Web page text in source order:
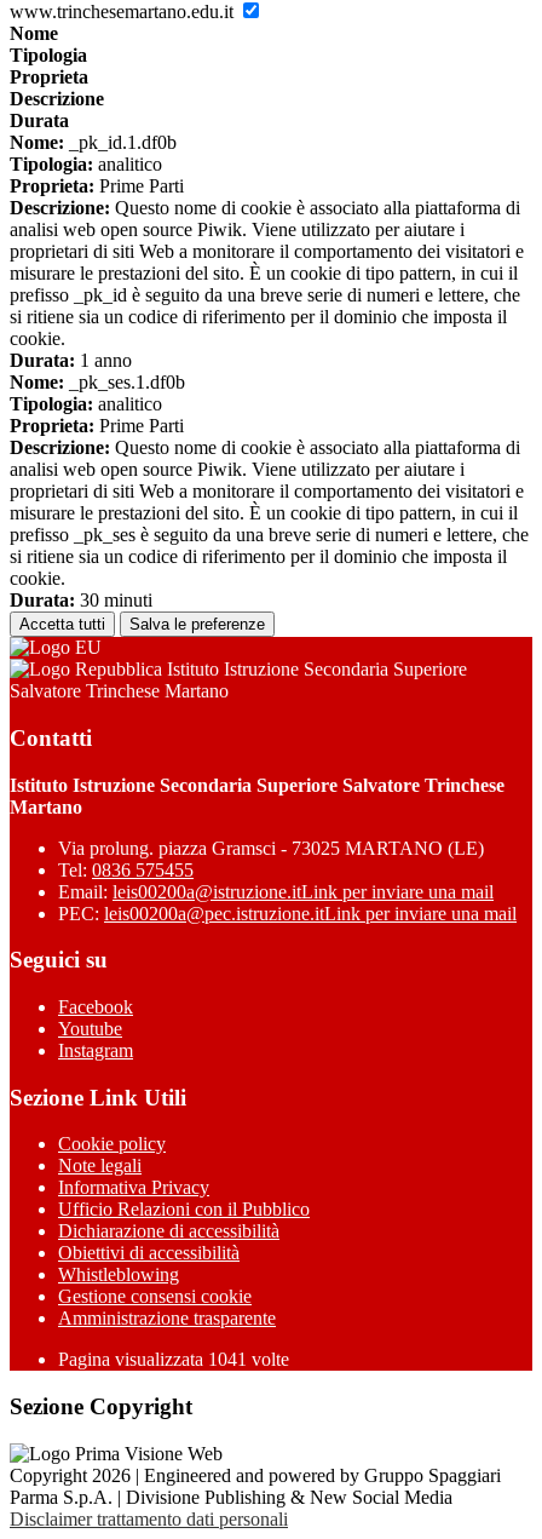
www.trinchesemartano.edu.it
Nome
Tipologia
Proprieta
Descrizione
Durata
Nome: _pk_id.1.df0b
Tipologia: analitico
Proprieta: Prime Parti
Descrizione: Questo nome di cookie è associato alla piattaforma di
analisi web open source Piwik. Viene utilizzato per aiutare i
proprietari di siti Web a monitorare il comportamento dei visitatori e
misurare le prestazioni del sito. È un cookie di tipo pattern, in cui il
prefisso _pk_id è seguito da una breve serie di numeri e lettere, che
si ritiene sia un codice di riferimento per il dominio che imposta il
cookie.
Durata: 1 anno
Nome: _pk_ses.1.df0b
Tipologia: analitico
Proprieta: Prime Parti
Descrizione: Questo nome di cookie è associato alla piattaforma di
analisi web open source Piwik. Viene utilizzato per aiutare i
proprietari di siti Web a monitorare il comportamento dei visitatori e
misurare le prestazioni del sito. È un cookie di tipo pattern, in cui il
prefisso _pk_ses è seguito da una breve serie di numeri e lettere, che
si ritiene sia un codice di riferimento per il dominio che imposta il
cookie.
Durata: 30 minuti
Accetta tutti Salva le preferenze
Istituto Istruzione Secondaria Superiore
Salvatore Trinchese Martano
Contatti
Istituto Istruzione Secondaria Superiore Salvatore Trinchese
Martano
Via prolung. piazza Gramsci - 73025 MARTANO (LE)
Tel: 0836 575455
Email: leis00200a@istruzione.itLink per inviare una mail
PEC: leis00200a@pec.istruzione.itLink per inviare una mail
Seguici su
Facebook
Youtube
Instagram
Sezione Link Utili
Cookie policy
Note legali
Informativa Privacy
Ufficio Relazioni con il Pubblico
Dichiarazione di accessibilità
Obiettivi di accessibilità
Whistleblowing
Gestione consensi cookie
Amministrazione trasparente
Pagina visualizzata 1041 volte
Sezione Copyright
Copyright 2026 | Engineered and powered by Gruppo Spaggiari
Parma S.p.A. | Divisione Publishing & New Social Media
Disclaimer trattamento dati personali